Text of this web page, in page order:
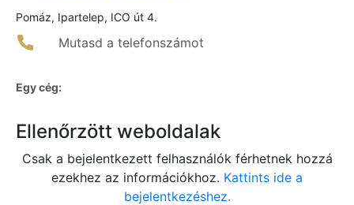
Pomáz, Ipartelep, ICO út 4.
Mutasd a telefonszámot
Egy cég:
Ellenőrzött weboldalak
Csak a bejelentkezett felhasználók férhetnek hozzá
ezekhez az információkhoz. Kattints ide a
bejelentkezéshez.